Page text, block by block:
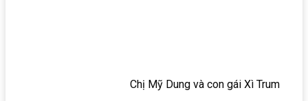
Chị Mỹ Dung và con gái Xì Trum